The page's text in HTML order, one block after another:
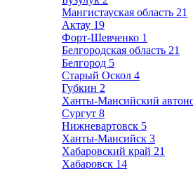
Мангистауская область 21
Актау 19
Форт-Шевченко 1
Белгородская область 21
Белгород 5
Старый Оскол 4
Губкин 2
Ханты-Мансийский
Сургут 8
Нижневартовск 5
Ханты-Мансийск 3
Хабаровский край 21
Хабаровск 14